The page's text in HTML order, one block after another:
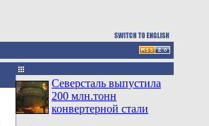
Северсталь выпустила
200 млн.тонн
конвертерной стали